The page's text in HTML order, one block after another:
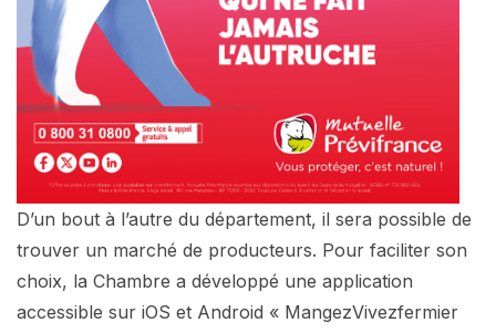
D’un bout à l’autre du département, il sera possible de
trouver un marché de producteurs. Pour faciliter son
choix, la Chambre a développé une application
accessible sur iOS et Android « MangezVivezfermier